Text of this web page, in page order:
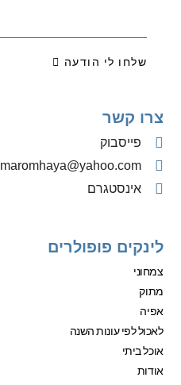
שלחו לי הודעה
צרו קשר
פייסבוק
‫maromhaya@yahoo.com
אינסטגרם
לינקים פופולרים
צמחוני
מתוק
אפיה
לאכול לפי עונות השנה
אוכל ביתי
אודות